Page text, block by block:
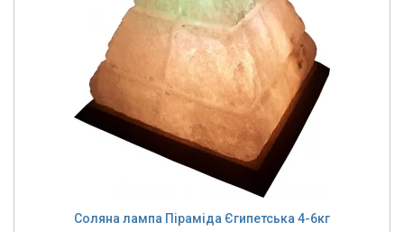
Соляна лампа Піраміда Єгипетська 4-6кг